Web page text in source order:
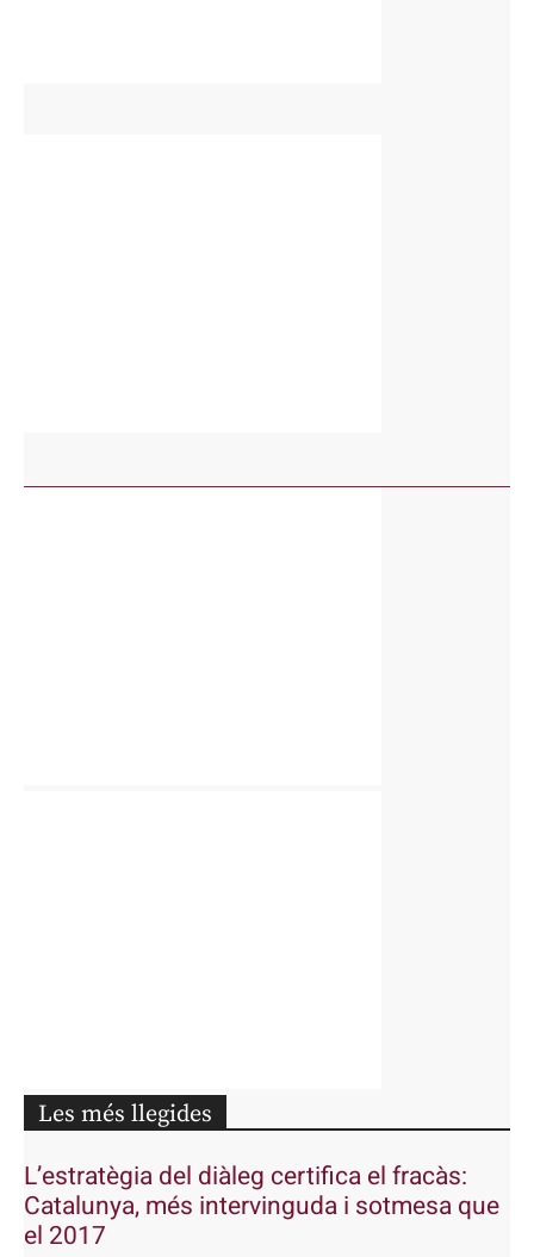
Les més llegides
L’estratègia del diàleg certifica el fracàs:
Catalunya, més intervinguda i sotmesa que
el 2017